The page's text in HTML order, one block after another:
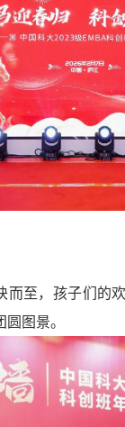
至，孩子们的
图景。